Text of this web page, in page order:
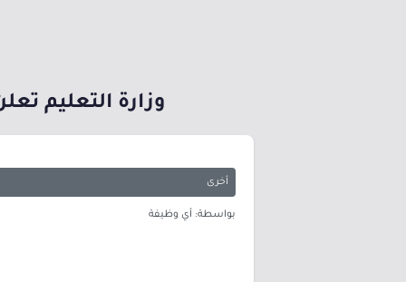
وزارة التعليم
أخرى
بواسطة: أي وظيفة